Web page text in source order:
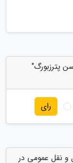
پترزبورگ"
رای
و نقل عمومی در